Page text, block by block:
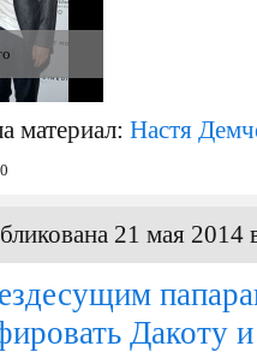
материал: Настя
0
21 мая 2014